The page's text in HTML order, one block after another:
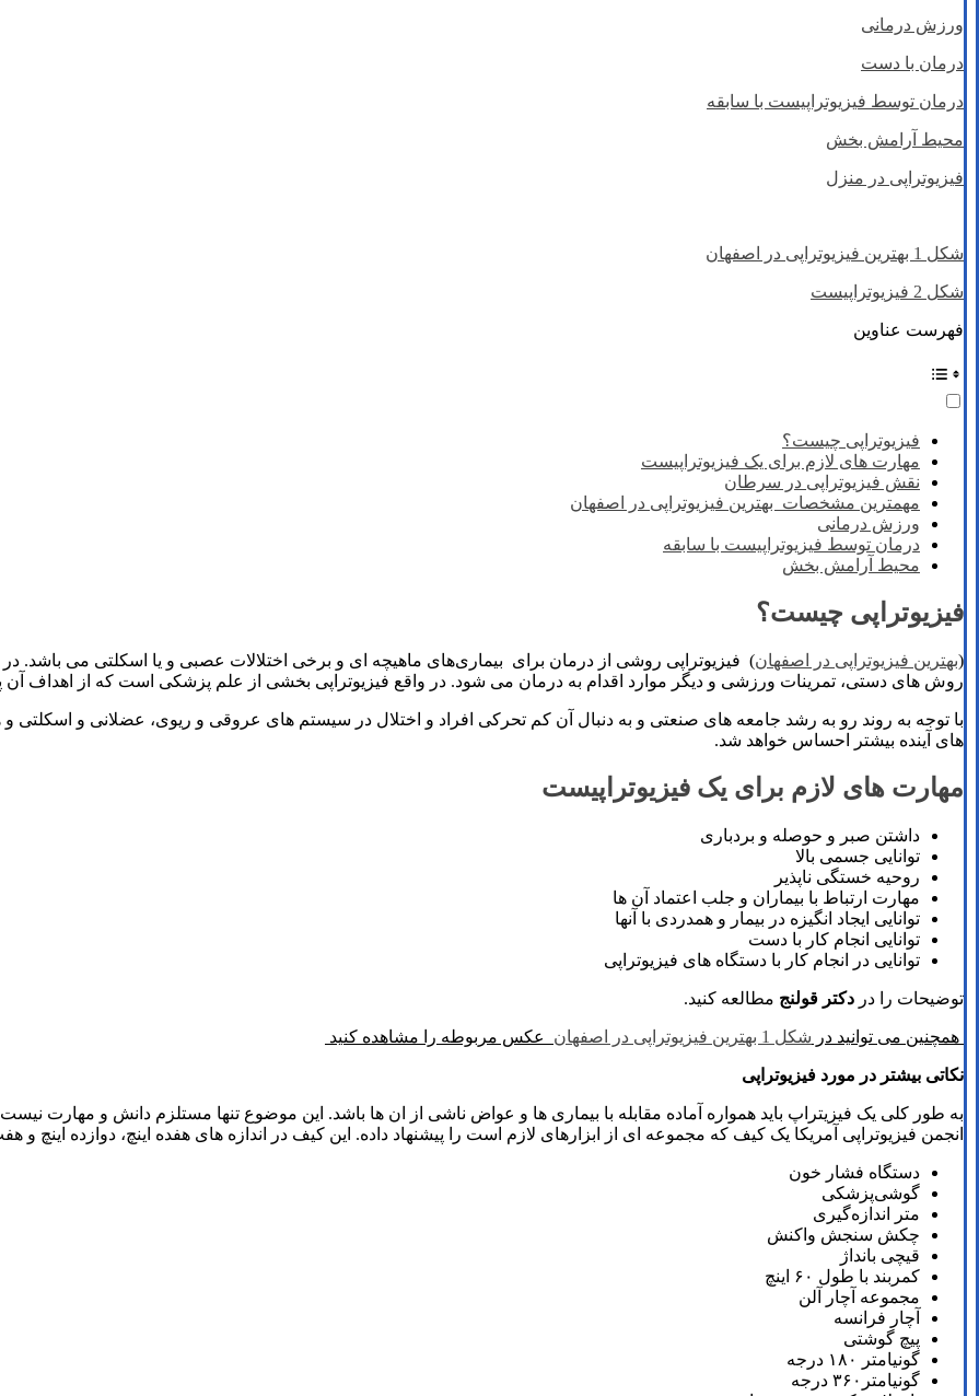
ورزش درمانی
درمان با دست
درمان توسط فیزیوتراپیست با سابقه
محیط آرامش بخش
فیزیوتراپی در منزل
شکل 1 بهترین فیزیوتراپی در اصفهان
شکل 2 فیزیوتراپیست
فهرست عناوین
فیزیوتراپی چیست؟
مهارت های لازم برای یک فیزیوتراپیست
نقش فیزیوتراپی در سرطان
مهمترین مشخصات بهترین فیزیوتراپی در اصفهان
ورزش درمانی
درمان توسط فیزیوتراپیست با سابقه
محیط آرامش بخش
فیزیوتراپی چیست؟
(بهترین فیزیوتراپی در اصفهان) فیزیوتراپی روشی از درمان برای بیماری‌های ماهیچه ای و برخی اختلالات عصبی و یا اسکلتی می باشد.
روش های دستی، تمرینات ورزشی و دیگر موارد اقدام به درمان می شود. در واقع فیزیوتراپی بخشی از علم پزشکی است که از اهداف
با توجه به روند رو به رشد جامعه های صنعتی و به دنبال آن کم تحرکی افراد و اختلال در سیستم های عروقی و ریوی، عضلانی و اسکلتی و
های آینده بیشتر احساس خواهد شد.
مهارت های لازم برای یک فیزیوتراپیست
داشتن صبر و حوصله و بردباری
توانایی جسمی بالا
روحیه خستگی ناپذیر
مهارت ارتباط با بیماران و جلب اعتماد آن ها
توانایی ایجاد انگیزه در بیمار و همدردی با آنها
توانایی انجام کار با دست
توانایی در انجام کار با دستگاه های فیزیوتراپی
توضیحات را در دکتر قولنج مطالعه کنید.
همچنین می توانید در شکل 1 بهترین فیزیوتراپی در اصفهان عکس مربوطه را مشاهده کنید
نکاتی بیشتر در مورد فیزیوتراپی
به طور کلی یک فیزیتراپ باید همواره آماده مقابله با بیماری ها و عواض ناشی از ان ها باشد. این موضوع تنها مستلزم دانش و مهارت نیست
انجمن فیزیوتراپی آمریکا یک کیف که مجموعه ای از ابزارهای لازم است را پیشنهاد داده. این کیف در اندازه های هفده اینچ، دوازده اینچ
دستگاه فشار خون
گوشی‌پزشکی
متر اندازه‌گیری
چکش سنجش واکنش
قیچی بانداژ
کمربند با طول ۶۰ اینچ
مجموعه آچار آلن
آچار فرانسه
پیچ گوشتی
گونیامتر ۱۸۰ درجه
گونیامتر۳۶۰ درجه